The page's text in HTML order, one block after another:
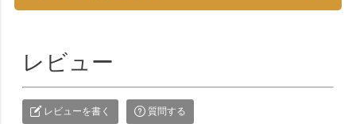
レビュー
レビューを書く 質問する